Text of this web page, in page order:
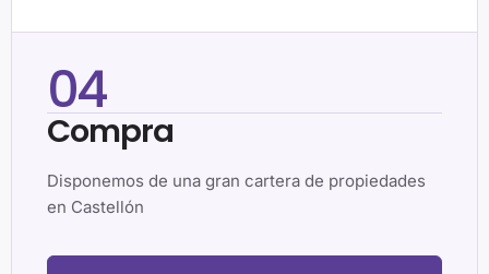
04
Compra
Disponemos de una gran cartera de propiedades
en Castellón